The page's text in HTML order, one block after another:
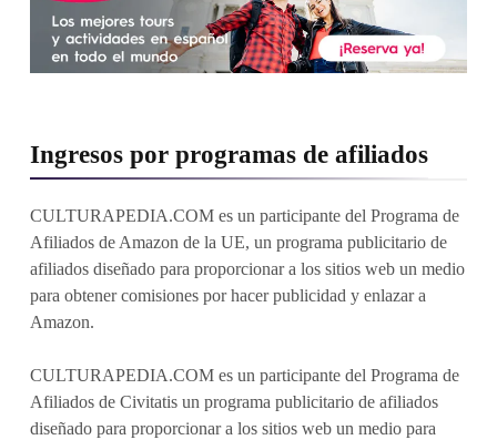
Ingresos por programas de afiliados
CULTURAPEDIA.COM es un participante del Programa de
Afiliados de Amazon de la UE, un programa publicitario de
afiliados diseñado para proporcionar a los sitios web un medio
para obtener comisiones por hacer publicidad y enlazar a
Amazon.
CULTURAPEDIA.COM es un participante del Programa de
Afiliados de Civitatis un programa publicitario de afiliados
diseñado para proporcionar a los sitios web un medio para